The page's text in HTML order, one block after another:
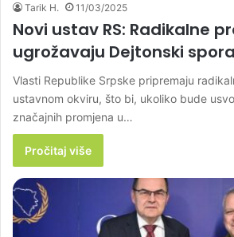
Tarik H. 11/03/2025
Novi ustav RS: Radikalne
ugrožavaju Dejtonski
Vlasti Republike Srpske pripremaju
ustavnom okviru, što bi, ukoliko bude
značajnih promjena u…
Pročitaj više